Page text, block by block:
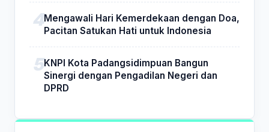
Mengawali Hari Kemerdekaan dengan Doa,
Pacitan Satukan Hati untuk Indonesia
KNPI Kota Padangsidimpuan Bangun
Sinergi dengan Pengadilan Negeri dan
DPRD